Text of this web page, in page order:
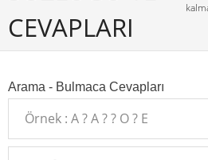
CEVAPLARI
Arama - Bulmaca Cevapları